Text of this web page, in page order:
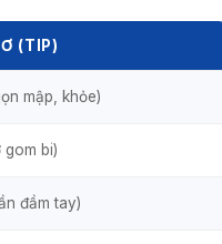
(TIP)
mập, khỏe)
gom bi)
đầm tay)